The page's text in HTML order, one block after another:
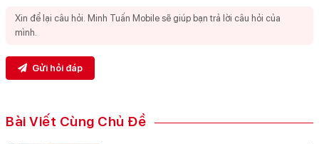
Gửi hỏi đáp
Bài Viết Cùng Chủ Đề